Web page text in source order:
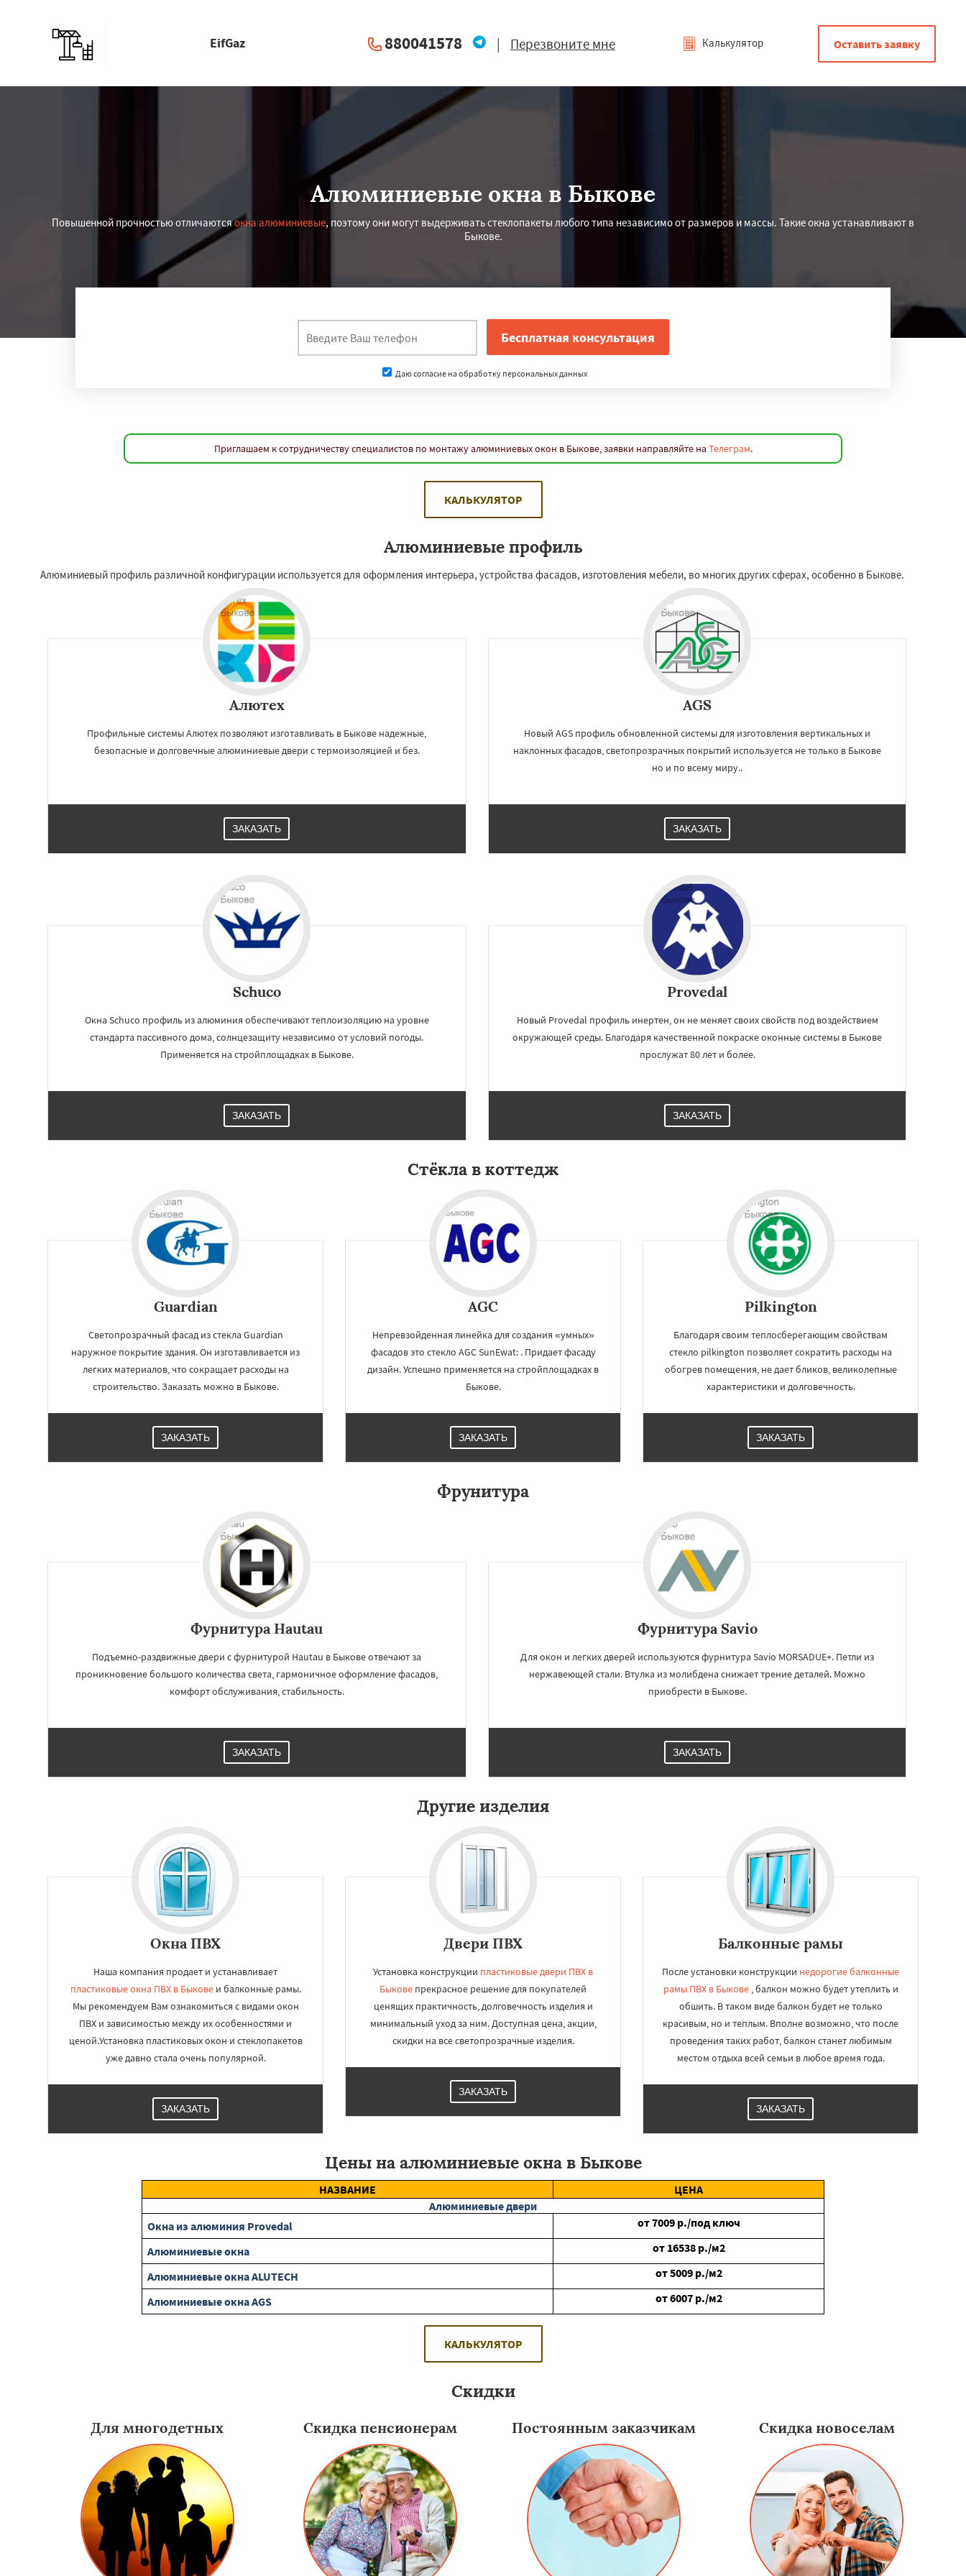
Запрудная
Решетниково
Свердловск
Северный Софрино Томилино Тучково
Уваровка
Фосфоритный
Фряново
Черкизово
Шаховская
EifGaz 880041578 | Перезвоните мне Калькулятор Оставить заявку
Алюминиевые окна в Быкове
Повышенной прочностью отличаютсяокна алюминиевые, поэтому они могут выдерживать стеклопакеты любого типа независимо от размеров и массы. Такие окна устанавливают в
Быкове.
Даю согласие на обработку персональных данных
Приглашаем к сотрудничеству специалистов по монтажу алюминиевых окон в Быкове, заявки направляйте на Телеграм.
КАЛЬКУЛЯТОР
Алюминиевые профиль
Алюминиевый профиль различной конфигурации используется для оформления интерьера, устройства фасадов, изготовления мебели, во многих других сферах, особенно в Быкове.
Алютех
Профильные системы Алютех позволяют изготавливать в Быкове надежные,
безопасные и долговечные алюминиевые двери с термоизоляцией и без.
ЗАКАЗАТЬ
AGS
Новый AGS профиль обновленной системы для изготовления вертикальных и
наклонных фасадов, светопрозрачных покрытий используется не только в Быкове
но и по всему миру..
ЗАКАЗАТЬ
Schuco
Окна Schuco профиль из алюминия обеспечивают теплоизоляцию на уровне
стандарта пассивного дома, солнцезащиту независимо от условий погоды.
Применяется на стройплощадках в Быкове.
ЗАКАЗАТЬ
Provedal
Новый Provedal профиль инертен, он не меняет своих свойств под воздействием
окружающей среды. Благодаря качественной покраске оконные системы в Быкове
прослужат 80 лет и более.
ЗАКАЗАТЬ
Стёкла в коттедж
Guardian
Светопрозрачный фасад из стекла Guardian
наружное покрытие здания. Он изготавливается из
легких материалов, что сокращает расходы на
строительство. Заказать можно в Быкове.
ЗАКАЗАТЬ
AGC
Непревзойденная линейка для создания «умных»
фасадов это стекло AGC SunEwat: . Придает фасаду
дизайн. Успешно применяется на стройплощадках в
Быкове.
ЗАКАЗАТЬ
Pilkington
Благодаря своим теплосберегающим свойствам
стекло pilkington позволяет сократить расходы на
обогрев помещения, не дает бликов, великолепные
характеристики и долговечность.
ЗАКАЗАТЬ
Фрунитура
Фурнитура Hautau
Подъемно-раздвижные двери с фурнитурой Hautau в Быкове отвечают за
проникновение большого количества света, гармоничное оформление фасадов,
комфорт обслуживания, стабильность.
ЗАКАЗАТЬ
Фурнитура Savio
Для окон и легких дверей используются фурнитура Savio MORSADUE+. Петли из
нержавеющей стали. Втулка из молибдена снижает трение деталей. Можно
приобрести в Быкове.
ЗАКАЗАТЬ
Другие изделия
Окна ПВХ
Наша компания продает и устанавливает
пластиковые окна ПВХ в Быковеи балконные рамы.
Мы рекомендуем Вам ознакомиться с видами окон
ПВХ и зависимостью между их особенностями и
ценой.Установка пластиковых окон и стеклопакетов
уже давно стала очень популярной.
ЗАКАЗАТЬ
Двери ПВХ
Установка конструкции пластиковые двери ПВХ в
Быкове прекрасное решение для покупателей
ценящих практичность, долговечность изделия и
минимальный уход за ним. Доступная цена, акции,
скидки на все светопрозрачные изделия.
ЗАКАЗАТЬ
Балконные рамы
После установки конструкции недорогие балконные
рамы ПВХ в Быкове, балкон можно будет утеплить и
обшить. В таком виде балкон будет не только
красивым, но и теплым. Вполне возможно, что после
проведения таких работ, балкон станет любимым
местом отдыха всей семьи в любое время года.
ЗАКАЗАТЬ
Цены на алюминиевые окна в Быкове
НАЗВАНИЕ
ЦЕНА
Алюминиевые двери
Окна из алюминия Provedal
от7009 р./под ключ
Алюминиевые окна
от 16538 р./м2
Алюминиевые окна ALUTECH
от5009 р./м2
Алюминиевые окна AGS
от6007 р./м2
КАЛЬКУЛЯТОР
Скидки
Для многодетных Скидка пенсионерам Постоянным заказчикам Скидка новоселам
УЗНАТЬ ПОДРОБНЕЕ
Даю согласие на обработку персональных данных